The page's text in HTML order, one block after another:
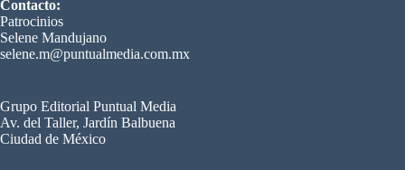
Contacto:
Patrocinios
Selene Mandujano
selene.m@puntualmedia.com.mx
Grupo Editorial Puntual Media
Av. del Taller, Jardín Balbuena
Ciudad de México